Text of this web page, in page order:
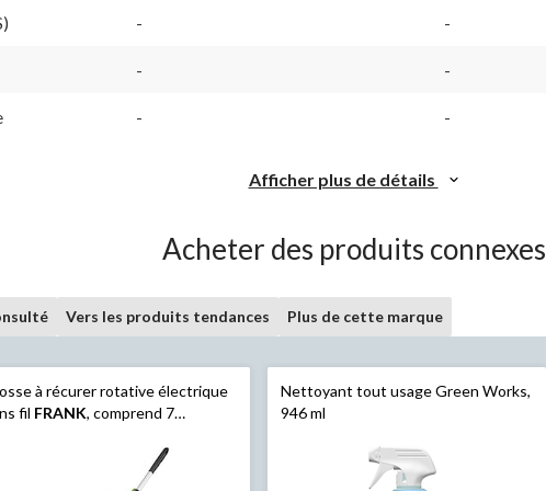
- -
- -
- -
Afficher plus de détails
Acheter des produits connexes
Vers les produits tendances Plus de cette marque
à récurer rotative électrique
fil FRANK, comprend 7
Nettoyant tout usage Green Works,
946 ml